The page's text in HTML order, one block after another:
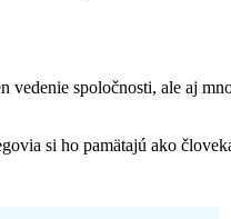
spoločnosti, ale aj
si ho pamätajú ako